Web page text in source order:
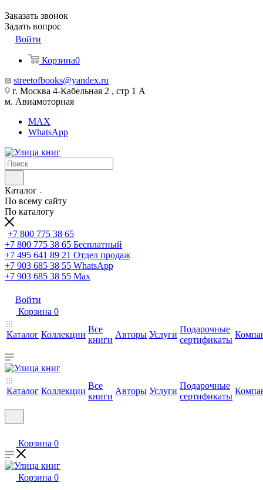
Заказать звонок
Задать вопрос
Войти
Корзина0
streetofbooks@yandex.ru
г. Москва 4-Кабельная 2 , стр 1 А
м. Авиамоторная
MAX
WhatsApp
Каталог
По всему сайту
По каталогу
+7 800 775 38 65
+7 800 775 38 65 Бесплатный
+7 495 641 89 21 Отдел продаж
+7 903 685 38 55 WhatsApp
+7 903 685 38 55 Max
Войти
Корзина 0
Каталог Коллекции
Все
книги
Авторы Услуги
Подарочные
сертификаты
Каталог Коллекции
Все
книги
Авторы Услуги
Подарочные
сертификаты
Корзина 0
Корзина 0